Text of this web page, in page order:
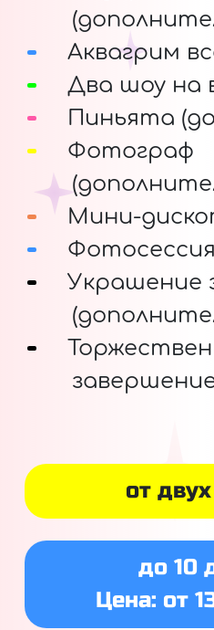
Аквагрим
Два шоу на
Пиньята
Фотограф
Мини-
Украшение
от
до 10
Цена: от